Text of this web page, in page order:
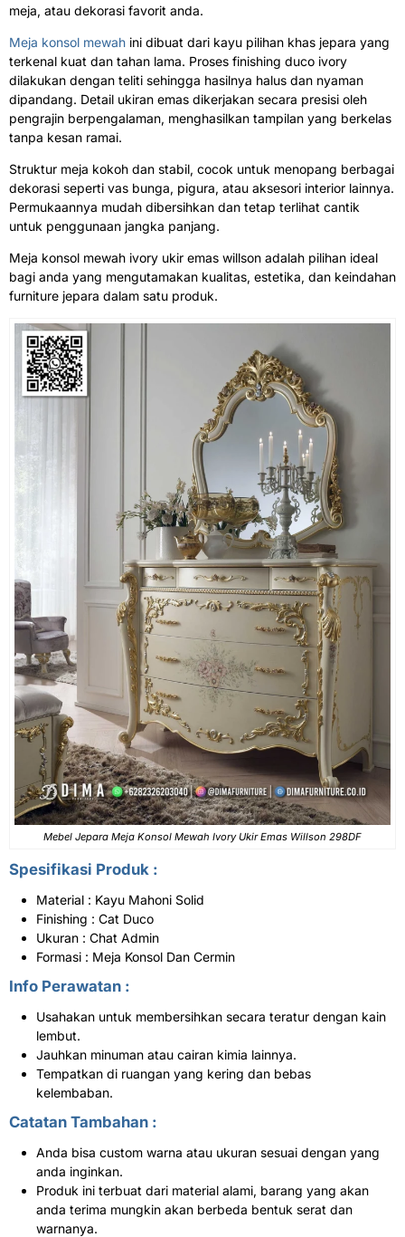
meja, atau dekorasi favorit anda.
Meja konsol mewah ini dibuat dari kayu pilihan khas jepara yang
terkenal kuat dan tahan lama. Proses finishing duco ivory
dilakukan dengan teliti sehingga hasilnya halus dan nyaman
dipandang. Detail ukiran emas dikerjakan secara presisi oleh
pengrajin berpengalaman, menghasilkan tampilan yang berkelas
tanpa kesan ramai.
Struktur meja kokoh dan stabil, cocok untuk menopang berbagai
dekorasi seperti vas bunga, pigura, atau aksesori interior lainnya.
Permukaannya mudah dibersihkan dan tetap terlihat cantik
untuk penggunaan jangka panjang.
Meja konsol mewah ivory ukir emas willson adalah pilihan ideal
bagi anda yang mengutamakan kualitas, estetika, dan keindahan
furniture jepara dalam satu produk.
Mebel Jepara Meja Konsol Mewah Ivory Ukir Emas Willson 298DF
Spesifikasi Produk :
Material : Kayu Mahoni Solid
Finishing : Cat Duco
Ukuran : Chat Admin
Formasi : Meja Konsol Dan Cermin
Info Perawatan :
Usahakan untuk membersihkan secara teratur dengan kain
lembut.
Jauhkan minuman atau cairan kimia lainnya.
Tempatkan di ruangan yang kering dan bebas
kelembaban.
Catatan Tambahan :
Anda bisa custom warna atau ukuran sesuai dengan yang
anda inginkan.
Produk ini terbuat dari material alami, barang yang akan
anda terima mungkin akan berbeda bentuk serat dan
warnanya.